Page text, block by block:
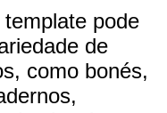
pode
de
como bonés,